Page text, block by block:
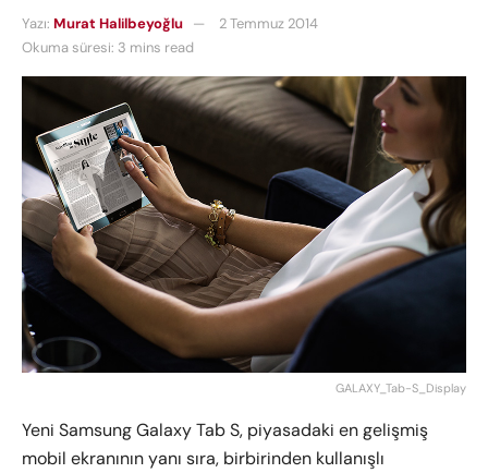
Yazı: Murat Halilbeyoğlu
2 Temmuz 2014
Okuma süresi: 3 mins read
GALAXY_Tab-S_Display
Yeni Samsung Galaxy Tab S, piyasadaki en gelişmiş
mobil ekranının yanı sıra, birbirinden kullanışlı